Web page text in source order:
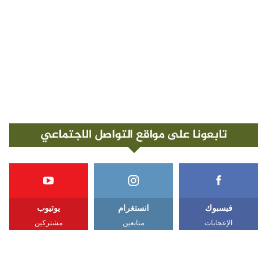
تابعونا على مواقع التواصل الاجتماعي
فيسبوك
الإعجابات
انستغرام
متابعين
يوتيوب
مشتركين